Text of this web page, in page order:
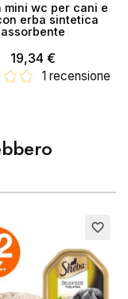
mini wc per cani e
erba sintetica
assorbente
19,34 €
1 recensione
favorite_border